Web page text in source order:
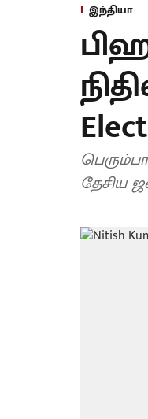
இந்தியா
தேசிய